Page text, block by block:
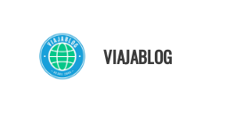
contenido
VIAJABLOG